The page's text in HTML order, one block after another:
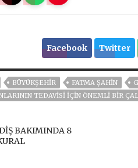
Facebook Twitter
BÜYÜKŞEHİR FATMA ŞAHİN
TEDAVİSİ İÇİN ÖNEMLİ BİR
BAKIMINDA 8